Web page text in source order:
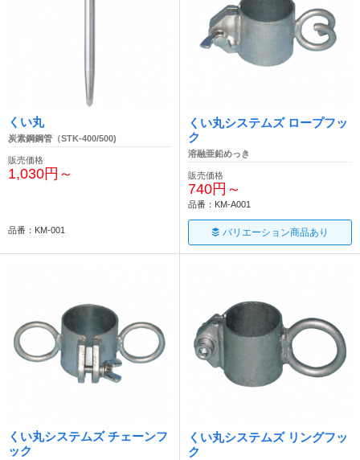
くい丸
炭素鋼鋼管（STK-400/500)
販売価格
1,030円～
品番：KM-001
くい丸システムズ ロープフッ
ク
溶融亜鉛めっき
販売価格
740円～
品番：KM-A001
バリエーション商品あり
くい丸システムズ チェーンフ
ック
くい丸システムズ リングフッ
ク